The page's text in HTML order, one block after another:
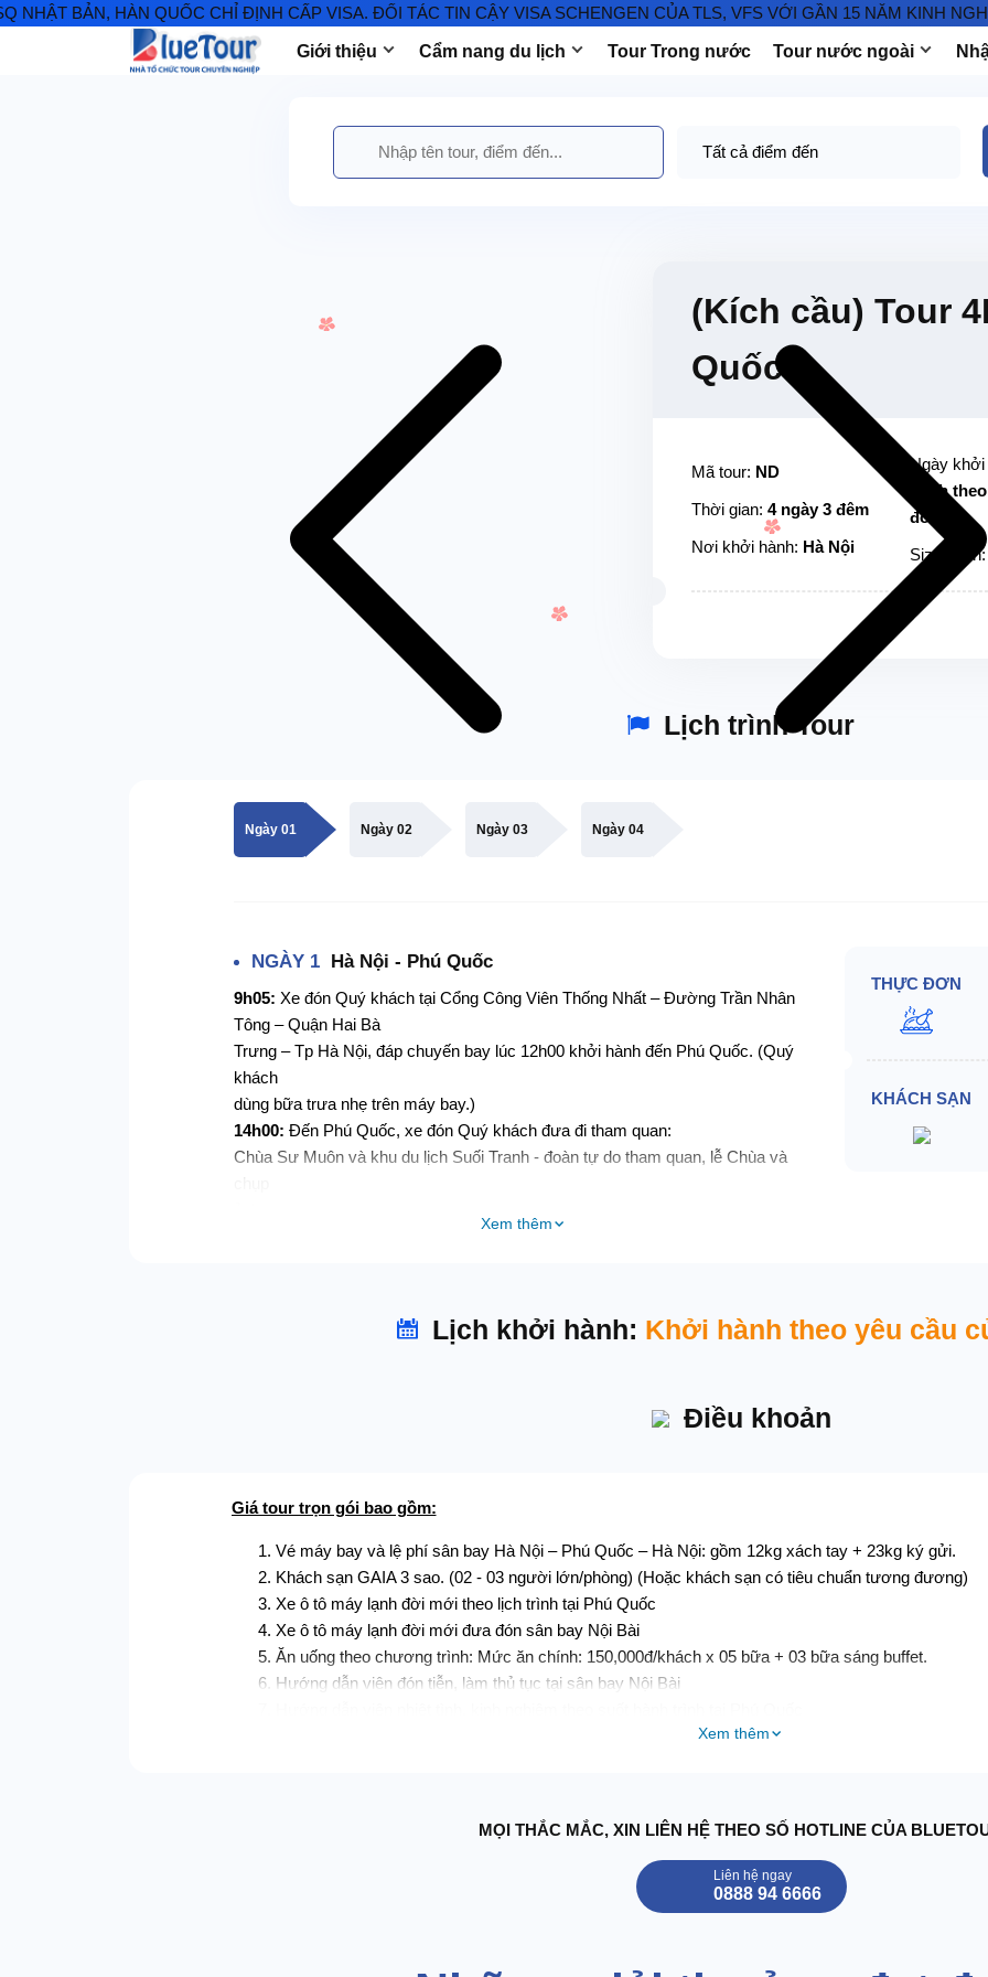
BẢN, HÀN QUỐC CHỈ ĐỊNH CẤP VISA. ĐỐI TÁC TIN CẬY VISA SCHENGEN CỦA TLS, VFS VỚI GẦN 15 NĂM KINH
Giới thiệu Cẩm nang du lịch Tour Trong nước Tour nước ngoài
(Kích cầu) Tour
Quốc
Mã tour: ND
Thời gian: 4 ngày 3 đêm
Nơi khởi hành: Hà Nội
Ngày
hành
đoàn
Size
Lịch trình Tour
Ngày 01 Ngày 02 Ngày 03 Ngày 04
NGÀY 1 Hà Nội - Phú Quốc
9h05: Xe đón Quý khách tại Cổng Công Viên Thống Nhất – Đường Trần Nhân
Tông – Quận Hai Bà
Trưng – Tp Hà Nội, đáp chuyến bay lúc 12h00 khởi hành đến Phú Quốc. (Quý
khách
dùng bữa trưa nhẹ trên máy bay.)
14h00: Đến Phú Quốc, xe đón Quý khách đưa đi tham quan:
Chùa Sư Muôn và khu du lịch Suối Tranh - đoàn tự do tham quan, lễ Chùa và
Đoàn ăn tối tại nhà hàng. Tự do khám phá thị trấn về đêm và nghỉ qua đêm
Xem thêm
THỰC ĐƠN
KHÁCH SẠN
Lịch khởi hành: Khởi hành theo yêu cầu
Điều khoản
Giá tour trọn gói bao gồm:
Vé máy bay và lệ phí sân bay Hà Nội – Phú Quốc – Hà Nội: gồm 12kg xách tay + 23kg ký gửi.
Khách sạn GAIA 3 sao. (02 - 03 người lớn/phòng) (Hoặc khách sạn có tiêu chuẩn tương đương)
Xe ô tô máy lạnh đời mới theo lịch trình tại Phú Quốc
Xe ô tô máy lạnh đời mới đưa đón sân bay Nội Bài
Ăn uống theo chương trình: Mức ăn chính: 150,000đ/khách x 05 bữa + 03 bữa sáng buffet.
Hướng dẫn viên đón tiễn, làm thủ tục tại sân bay Nội Bài
Phí thắng cảnh các điểm vào cửa lần thứ nhất các điểm có trong chương trình.
Quà tặng: mũ du lịch + nước uống (1 chai/ngày/ 1 người)
Xem thêm
MỌI THẮC MẮC, XIN LIÊN HỆ THEO SỐ HOTLINE CỦA
Liên hệ ngay
0888 94 6666